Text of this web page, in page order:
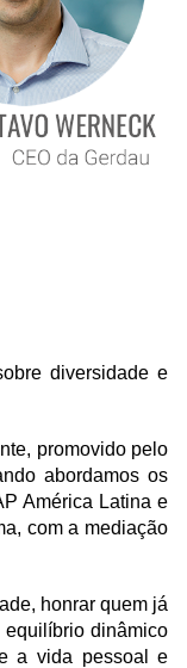
diversidade e
promovido pelo
abordamos os
América Latina e
com a mediação
honrar quem já
dinâmico
a vida pessoal e